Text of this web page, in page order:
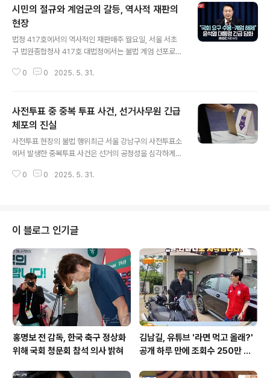
시민의 절규와 계엄군의 갈등, 역사적 재판의
현장
법정 417호에서의 역사적인 재판매주 월요일, 서울 서초
구 법원종합청사 417호 대법정에서는 불법 계엄 선포로
은 대한민국의 역사적인 재판이 열린 장소로서, 전두환, 노
된 윤석열 전 대통령을 포함한 전·현직 군경 관계자들의 재
판 과정을 생생히 기록하고 있습니다. 이 재판은 전 국민을
혼돈과 충격으로 몰아넣었던 계엄의 밤을 재구성하는 중요
한 작업입니다. 계엄군의 지시와 혼란지난해 12월3일, 이
상현 전 육군 특수전사령부 1공수여단장은 북한의 도발이
계엄 선포의 원인이라고 믿었습니다. 그러나 계엄이 선포
0 0 2025. 5. 31.
사전투표 중 중복 투표 사건, 선거사무원 긴급
체포의 진실
사전투표 현장의 불법 행위최근 서울 강남구의 사전투표소
에서 발생한 중복투표 사건은 선거의 공정성을 심각하게
씨는 남편의 신분증을 사용해 투표한 후, 5시간 뒤 자신의
다. 중앙선거관리위원회의 관계자는 A 씨의 행위가 신분증
확인 과정에서 발생한 착각일 가능성이 있다고 설명했습니
다. 신고와 경찰의 대응A 씨의 중복투표 행위가 의심스러
운 점을 발견한 현장 투표 참관인이 경찰에 신고했습니다.
신고를 받은 경찰은 즉시 현장에 출동해 A 씨를 긴급체포
했습니다. 경찰은 A 씨를 공직 선거..
0 0 2025. 5. 31.
이 블로그 인기글
홍명보 전 감독, 한국 축구 정상화
위해 국회 청문회 참석 의사 밝혀
김남길, 유튜브 '라면 먹고 올래?'
공개 하루 만에 조회수 250만 돌